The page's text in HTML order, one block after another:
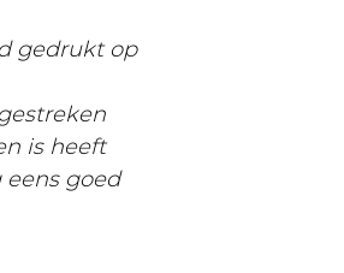
gedrukt op
is heeft
goed